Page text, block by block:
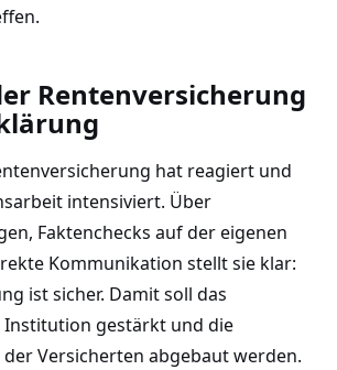
Rentenversicherung
hat reagiert und
intensiviert. Über
Faktenchecks auf der eigenen
Kommunikation stellt sie klar:
ist sicher. Damit soll das
Institution gestärkt und die
Versicherten abgebaut werden.